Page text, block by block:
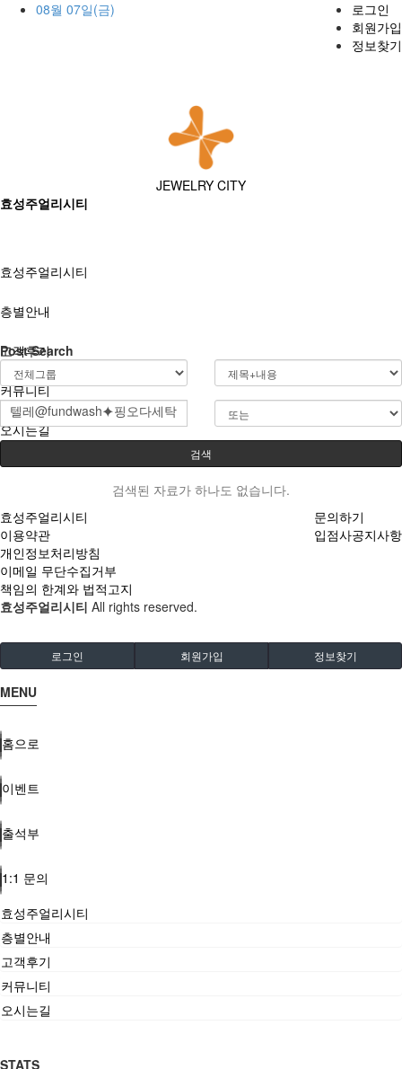
08월 07일(금)
로그인
회원가입
정보찾기
JEWELRY CITY
효성주얼리시티
효성주얼리시티
층별안내
고객후기
커뮤니티
오시는길
Post Search
검색
검색된 자료가 하나도 없습니다.
효성주얼리시티
이용약관
개인정보처리방침
이메일 무단수집거부
책임의 한계와 법적고지
문의하기
입점사공지사항
효성주얼리시티 All rights reserved.
로그인 회원가입 정보찾기
MENU
홈으로
이벤트
출석부
1:1 문의
효성주얼리시티
층별안내
고객후기
커뮤니티
오시는길
STATS